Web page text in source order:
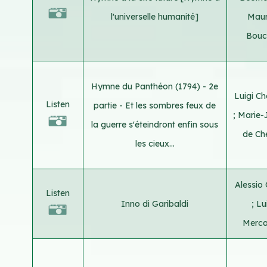
l'universelle humanité]
Listen
Hymne du Panthéon (1794) - 2e
partie - Et les sombres feux de
la guerre s'éteindront enfin sous
les cieux...
Luigi
; Marie-
de
Listen
Inno di Garibaldi
Alessio
;